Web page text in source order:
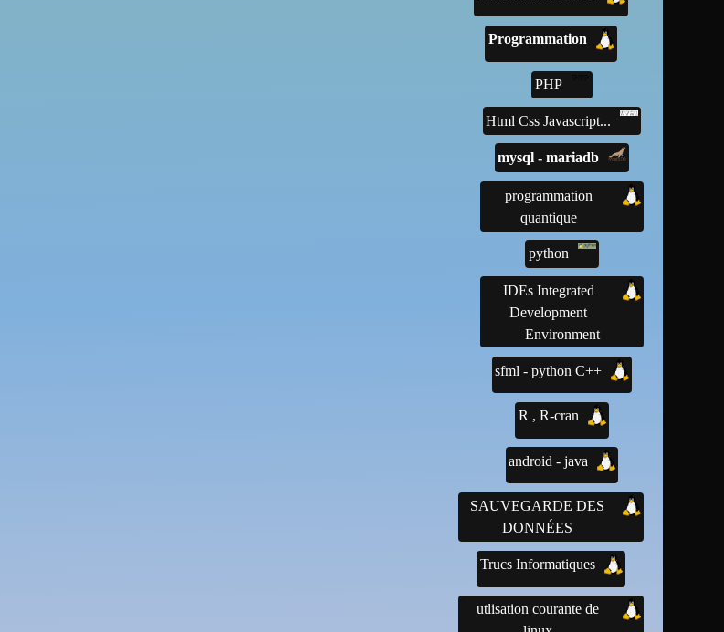
Programmation
PHP
Html Css Javascript...
mysql - mariadb
programmation
quantique
python
IDEs Integrated
Development
Environment
sfml - python C++
R , R-cran
android - java
SAUVEGARDE DES
DONNÉES
Trucs Informatiques
utlisation courante de